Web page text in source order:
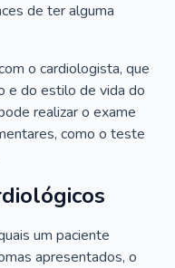
de ter alguma
o cardiologista, que
e do estilo de vida do
realizar o exame
como o teste
um paciente
apresentados, o